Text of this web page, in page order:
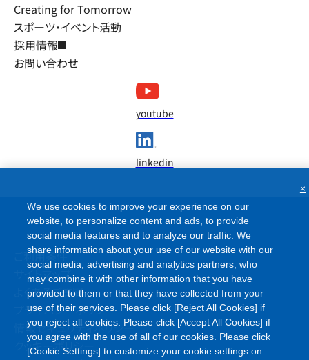
Creating for Tomorrow
スポーツ・イベント活動
採用情報
お問い合わせ
youtube
linkedin
ご利用条件
サイトマップ
よくあるご質問
プライバシーポリシー
情報セキュリティポリシー
クッキーポリシー
We use cookies to improve your experience on our
website, to personalize content and ads, to provide
social media features and to analyze our traffic. We
share information about your use of our website with our
social media, advertising and analytics partners, who
may combine it with other information that you have
provided to them or that they have collected from your
use of their services. Please click [Reject All Cookies] if
you reject all cookies. Please click [Accept All Cookies] if
you agree with the use of all of our cookies. Please click
[Cookie Settings] to customize your cookie settings on
×